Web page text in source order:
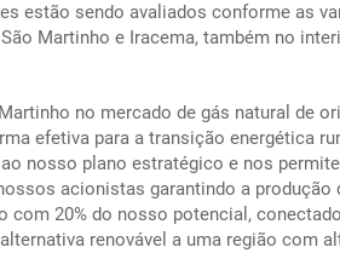
estão sendo avaliados conforme as
Martinho e Iracema, também no
no mercado de gás natural de
efetiva para a transição energética
nosso plano estratégico e nos
acionistas garantindo a produção
com 20% do nosso potencial,
renovável a uma região com